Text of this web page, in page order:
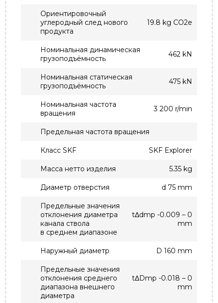
Ориентировочный
углеродный след нового
продукта
19.8 kg CO2e
Номинальная динамическая
грузоподъёмность
462 kN
Номинальная статическая
грузоподъёмность
475 kN
Номинальная частота
вращения
3 200 r/min
Предельная частота вращения
Класс SKF SKF Explorer
Масса нетто изделия 5.35 kg
Диаметр отверстия d 75 mm
Предельные значения
отклонения диаметра
канала ствола
в среднем диапазоне
tΔdmp -0.009 – 0
mm
Наружный диаметр D 160 mm
Предельные значения
отклонения среднего
диапазона внешнего
диаметра
tΔDmp -0.018 – 0
mm